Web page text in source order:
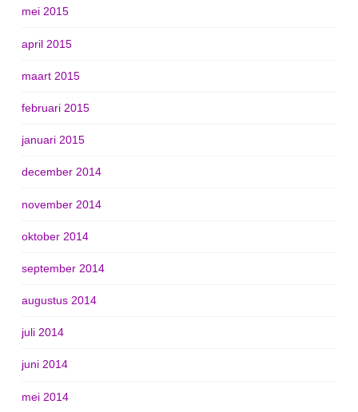
mei 2015
april 2015
maart 2015
februari 2015
januari 2015
december 2014
november 2014
oktober 2014
september 2014
augustus 2014
juli 2014
juni 2014
mei 2014